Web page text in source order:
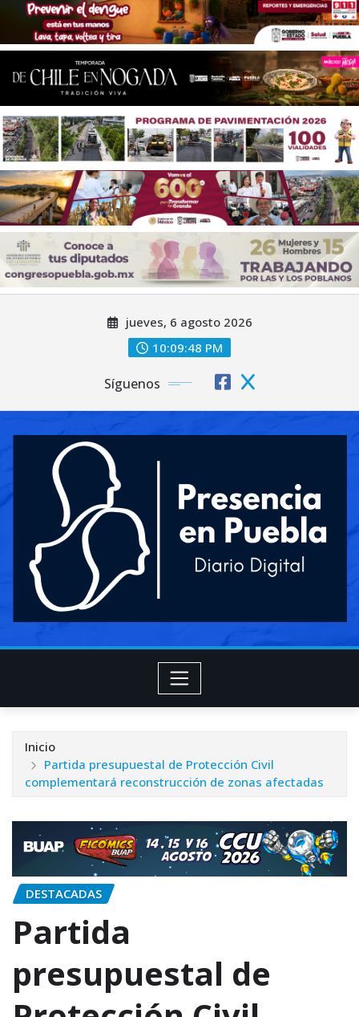
jueves, 6 agosto 2026
10:09:49 PM
Síguenos
Inicio
Partida presupuestal de Protección Civil
complementará reconstrucción de zonas afectadas
DESTACADAS
Partida
presupuestal de